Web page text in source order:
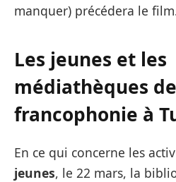
manquer) précédera le
Les jeunes et les
médiathèques
francophonie à
En ce qui concerne les
jeunes, le 22 mars, la